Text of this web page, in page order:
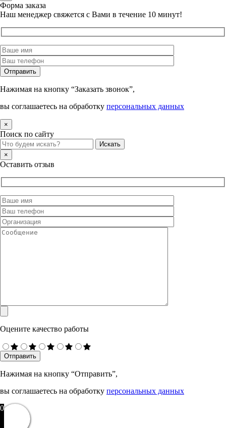
Форма заказа
Наш менеджер свяжется с Вами в течение 10 минут!
Нажимая на кнопку “Заказать звонок”,
вы соглашаетесь на обработку персональных данных
×
Поиск по сайту
×
Оставить отзыв
Оцените качество работы
Нажимая на кнопку “Отправить”,
вы соглашаетесь на обработку персональных данных
0